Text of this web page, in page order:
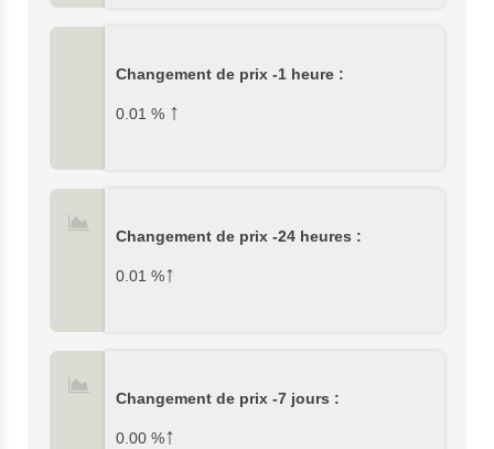
Changement de prix -1 heure :
0.01 % ↑
Changement de prix -24 heures :
0.01 %↑
Changement de prix -7 jours :
0.00 %↑